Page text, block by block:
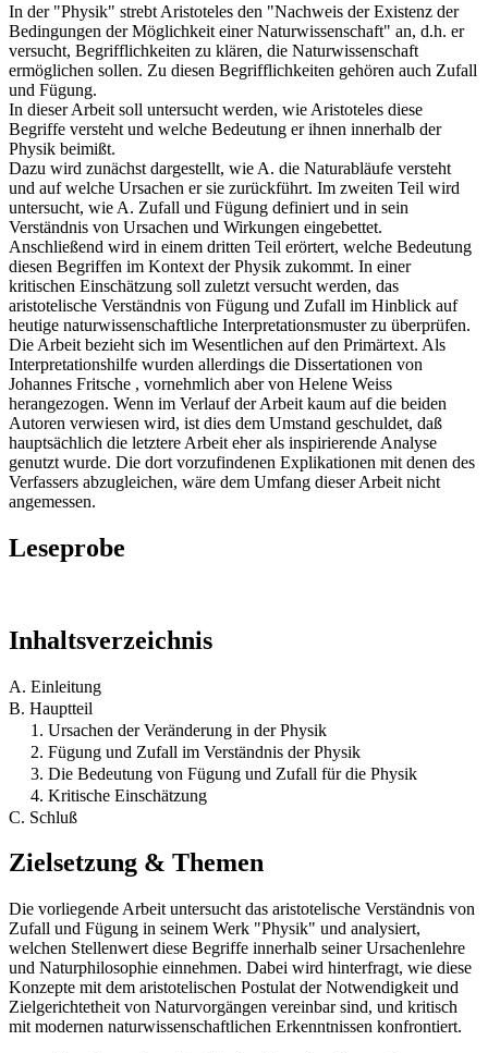
In der "Physik" strebt Aristoteles den "Nachweis der Existenz der
Bedingungen der Möglichkeit einer Naturwissenschaft" an, d.h. er
versucht, Begrifflichkeiten zu klären, die Naturwissenschaft
ermöglichen sollen. Zu diesen Begrifflichkeiten gehören auch Zufall
und Fügung.
In dieser Arbeit soll untersucht werden, wie Aristoteles diese
Begriffe versteht und welche Bedeutung er ihnen innerhalb der
Physik beimißt.
Dazu wird zunächst dargestellt, wie A. die Naturabläufe versteht
und auf welche Ursachen er sie zurückführt. Im zweiten Teil wird
untersucht, wie A. Zufall und Fügung definiert und in sein
Verständnis von Ursachen und Wirkungen eingebettet.
Anschließend wird in einem dritten Teil erörtert, welche Bedeutung
diesen Begriffen im Kontext der Physik zukommt. In einer
kritischen Einschätzung soll zuletzt versucht werden, das
aristotelische Verständnis von Fügung und Zufall im Hinblick auf
heutige naturwissenschaftliche Interpretationsmuster zu überprüfen.
Die Arbeit bezieht sich im Wesentlichen auf den Primärtext. Als
Interpretationshilfe wurden allerdings die Dissertationen von
Johannes Fritsche , vornehmlich aber von Helene Weiss
herangezogen. Wenn im Verlauf der Arbeit kaum auf die beiden
Autoren verwiesen wird, ist dies dem Umstand geschuldet, daß
hauptsächlich die letztere Arbeit eher als inspirierende Analyse
genutzt wurde. Die dort vorzufindenen Explikationen mit denen des
Verfassers abzugleichen, wäre dem Umfang dieser Arbeit nicht
angemessen.
Leseprobe
Inhaltsverzeichnis
A. Einleitung
B. Hauptteil
1. Ursachen der Veränderung in der Physik
2. Fügung und Zufall im Verständnis der Physik
3. Die Bedeutung von Fügung und Zufall für die Physik
4. Kritische Einschätzung
C. Schluß
Zielsetzung & Themen
Die vorliegende Arbeit untersucht das aristotelische Verständnis von
Zufall und Fügung in seinem Werk "Physik" und analysiert,
welchen Stellenwert diese Begriffe innerhalb seiner Ursachenlehre
und Naturphilosophie einnehmen. Dabei wird hinterfragt, wie diese
Konzepte mit dem aristotelischen Postulat der Notwendigkeit und
Zielgerichtetheit von Naturvorgängen vereinbar sind, und kritisch
mit modernen naturwissenschaftlichen Erkenntnissen konfrontiert.